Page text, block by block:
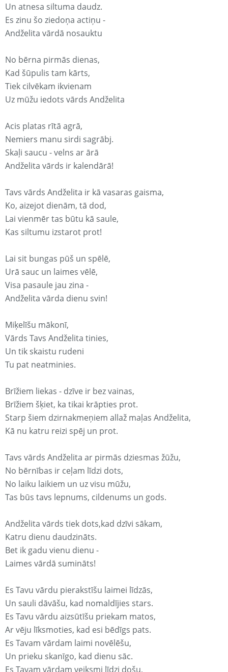
Un atnesa siltuma daudz.
Es zinu šo ziedoņa actiņu -
Andželita vārdā nosauktu
No bērna pirmās dienas,
Kad šūpulis tam kārts,
Tiek cilvēkam ikvienam
Uz mūžu iedots vārds Andželita
Acis platas rītā agrā,
Nemiers manu sirdi sagrābj.
Skaļi saucu - velns ar ārā
Andželita vārds ir kalendārā!
Tavs vārds Andželita ir kā vasaras gaisma,
Ko, aizejot dienām, tā dod,
Lai vienmēr tas būtu kā saule,
Kas siltumu izstarot prot!
Lai sit bungas pūš un spēlē,
Urā sauc un laimes vēlē,
Visa pasaule jau zina -
Andželita vārda dienu svin!
Miķelīšu mākonī,
Vārds Tavs Andželita tinies,
Un tik skaistu rudeni
Tu pat neatminies.
Brīžiem liekas - dzīve ir bez vainas,
Brīžiem šķiet, ka tikai krāpties prot.
Starp šiem dzirnakmeņiem allaž maļas Andželita,
Kā nu katru reizi spēj un prot.
Tavs vārds Andželita ar pirmās dziesmas žūžu,
No bērnības ir ceļam līdzi dots,
No laiku laikiem un uz visu mūžu,
Tas būs tavs lepnums, cildenums un gods.
Andželita vārds tiek dots,kad dzīvi sākam,
Katru dienu daudzināts.
Bet ik gadu vienu dienu -
Laimes vārdā sumināts!
Es Tavu vārdu pierakstīšu laimei līdzās,
Un sauli dāvāšu, kad nomaldījies stars.
Es Tavu vārdu aizsūtīšu priekam matos,
Ar vēju līksmoties, kad esi bēdīgs pats.
Es Tavam vārdam laimi novēlēšu,
Un prieku skanīgo, kad dienu sāc.
Es Tavam vārdam veiksmi līdzi došu,